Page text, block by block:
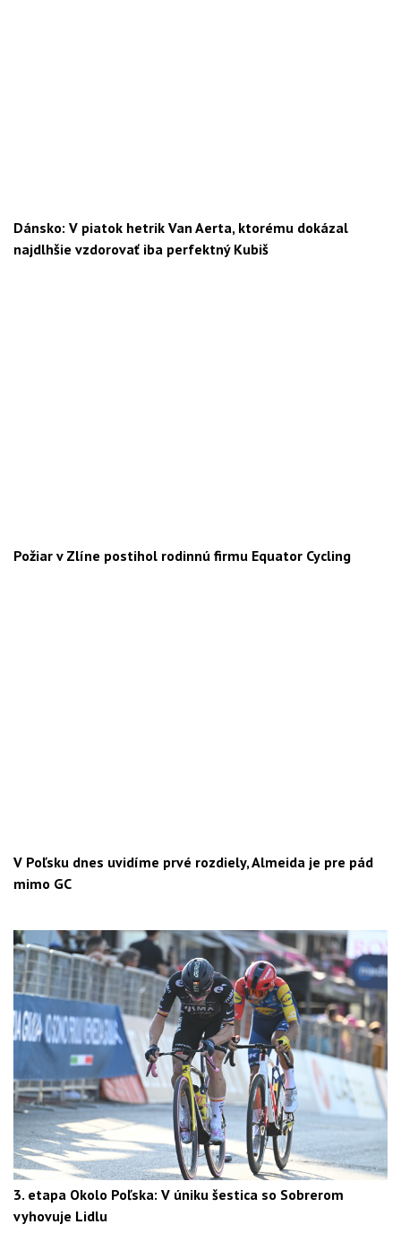
Dánsko: V piatok hetrik Van Aerta, ktorému dokázal
najdlhšie vzdorovať iba perfektný Kubiš
Požiar v Zlíne postihol rodinnú firmu Equator Cycling
V Poľsku dnes uvidíme prvé rozdiely, Almeida je pre pád
mimo GC
3. etapa Okolo Poľska: V úniku šestica so Sobrerom
vyhovuje Lidlu